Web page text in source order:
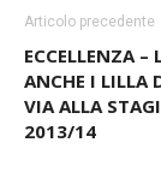
Articolo precedente
ECCELLENZA –
ANCHE I LILLA
VIA ALLA
2013/14